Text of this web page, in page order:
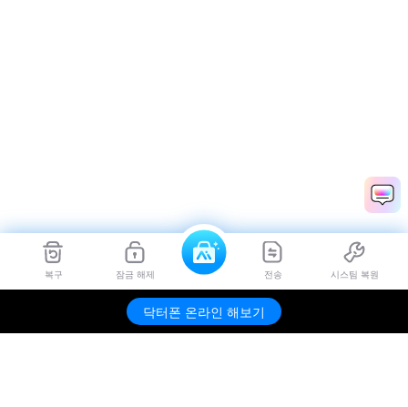
복구 잠금 해제 전송 시스팀 복원
닥터폰 온라인 해보기
Dr.Fone 무료 체험하기